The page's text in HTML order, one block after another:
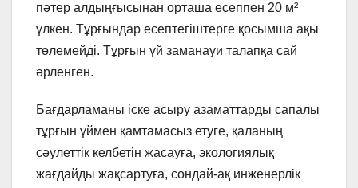
пәтер алдыңғысынан орташа есеппен 20 м²
үлкен. Тұрғындар есептегіштерге қосымша ақы
төлемейді. Тұрғын үй заманауи талапқа сай
әрленген.
Бағдарламаны іске асыру азаматтарды сапалы
тұрғын үймен қамтамасыз етуге, қаланың
сәулеттік келбетін жасауға, экологиялық
жағдайды жақсартуға, сондай-ақ инженерлік